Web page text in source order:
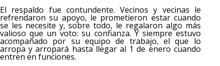
El respaldo fue contundente. Vecinos y vecinas le
refrendaron su apoyo, le prometieron estar cuando
se les necesite y, sobre todo, le regalaron algo más
valioso que un voto: su confianza. Y siempre estuvo
acompañado por su equipo de trabajo, el que lo
arropa y arropará hasta llegar al 1 de enero cuando
entren en funciones.